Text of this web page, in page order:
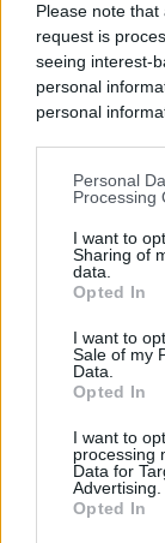
Please note
request is
seeing interest-
personal
personal
You may
disclosure of
by third parties
downstream
by us to third
Downstream
further disclose
Personal
Processing
I want to
Sharing of
data.
Opted In
I want to
Sale of my
Data.
Opted In
I want to
processing
Data for
Advertising.
Opted In
Redazione
DAL 10 AGOSTO
A San
l'emergenza
Redazione